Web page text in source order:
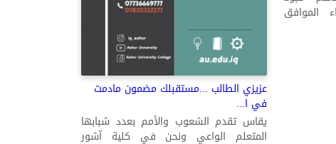
الموافق
عزيزي الطالب ...مستقبلك مضمون مادمت
في ا...
يقاس تقدم الشعوب والأمم بعدد شبابها
المتعلم الواعي ونحن في كلية آشور